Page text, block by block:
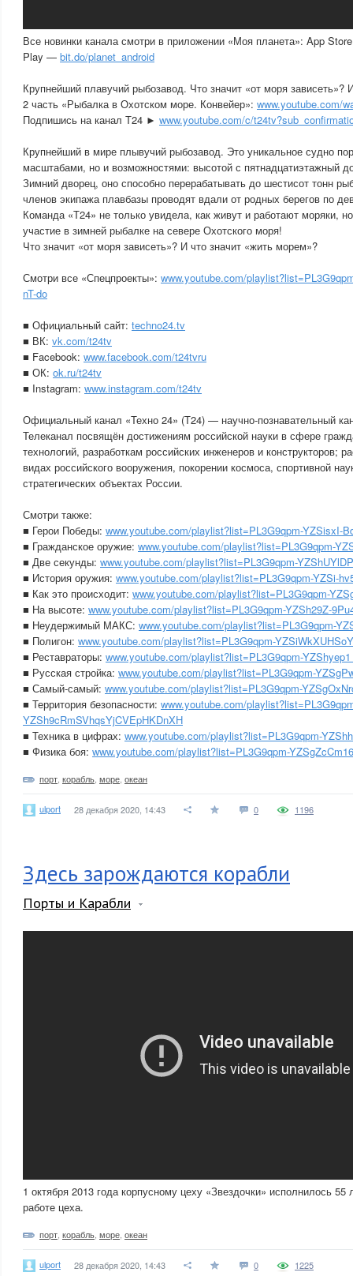
Все новинки канала смотри в приложении «Моя планета»: App
Play — bit.do/planet_android
Крупнейший плавучий рыбозавод. Что значит «от моря зависеть»?
2 часть «Рыбалка в Охотском море. Конвейер»: www.youtube.com/
Подпишись на канал Т24 ► www.youtube.com/c/
Крупнейший в мире плывучий рыбозавод. Это уникальное судно
масштабами, но и возможностями: высотой с пятнадцатиэтажный
Зимний дворец, оно способно перерабатывать до шестисот тонн
членов экипажа плавбазы проводят вдали от родных берегов по
Команда «Т24» не только увидела, как живут и работают моряки,
участие в зимней рыбалке на севере Охотского моря!
Что значит «от моря зависеть»? И что значит «жить морем»?
Смотри все «Спецпроекты»: www.youtube.com/
nT-do
■ Официальный сайт: techno24.tv
■ ВК: vk.com/t24tv
■ Facebook: www.facebook.com/t24tvru
■ ОК: ok.ru/t24tv
■ Instagram: www.instagram.com/t24tv
Официальный канал «Техно 24» (Т24) — научно-познавательный
Телеканал посвящён достижениям российской науки в сфере
технологий, разработкам российских инженеров и конструкторов;
видах российского вооружения, покорении космоса, спортивной
стратегических объектах России.
Смотри также:
■ Герои Победы: www.youtube.com/playlist?list=PL3G9qpm-YZSisxI-
■ Гражданское оружие: www.youtube.com/playlist?list=PL3G9qpm-
■ Две секунды: www.youtube.com/playlist?list=PL3G9qpm-
■ История оружия: www.youtube.com/playlist?list=PL3G9qpm-YZSi-
■ Как это происходит: www.youtube.com/playlist?list=PL3G9qpm-
■ На высоте: www.youtube.com/playlist?list=PL3G9qpm-YZSh29Z-
■ Неудержимый МАКС: www.youtube.com/playlist?list=PL3G9qpm-
■ Полигон: www.youtube.com/playlist?list=PL3G9qpm-
■ Реставраторы: www.youtube.com/playlist?list=PL3G9qpm-
■ Русская стройка: www.youtube.com/playlist?list=PL3G9qpm-
■ Самый-самый: www.youtube.com/playlist?list=PL3G9qpm-
■ Территория безопасности: www.youtube.com/
YZSh9cRmSVhqsYjCVEpHKDnXH
■ Техника в цифрах: www.youtube.com/playlist?list=PL3G9qpm-
■ Физика боя: www.youtube.com/playlist?list=PL3G9qpm-
порт корабль море океан
ulport 28 декабря 2020, 14:43 0 1196
Здесь зарождаются корабли
Порты и Карабли
1 октября 2013 года корпусному цеху «Звездочки» исполнилось
работе цеха.
порт корабль море океан
ulport 28 декабря 2020, 14:43 0 1225